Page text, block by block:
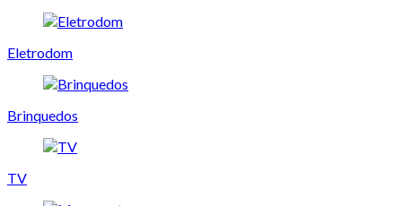
Eletrodom
Brinquedos
TV